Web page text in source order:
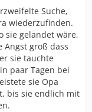
?
Suche,
wiederzufinden.
sie gelandet wäre,
groß dass
sie tauchte
paar Tagen bei
sie Opa
bis sie endlich mit